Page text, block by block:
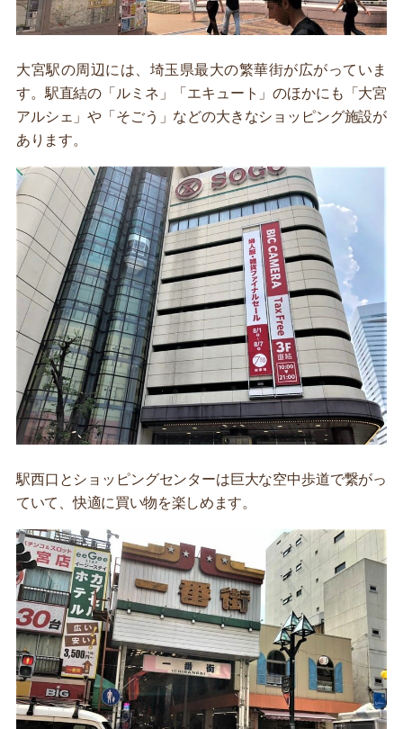
大宮駅の周辺には、埼玉県最大の繁華街が広がっていま
す。駅直結の「ルミネ」「エキュート」のほかにも「大宮
アルシェ」や「そごう」などの大きなショッピング施設が
あります。
駅西口とショッピングセンターは巨大な空中歩道で繋がっ
ていて、快適に買い物を楽しめます。